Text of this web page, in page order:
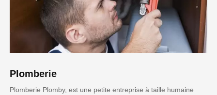
Plomberie
Plomberie Plomby, est une petite entreprise à taille humaine